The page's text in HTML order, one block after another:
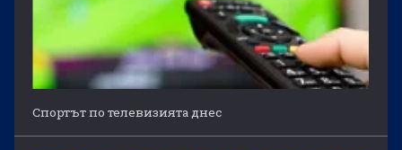
Спортът по телевизията днес